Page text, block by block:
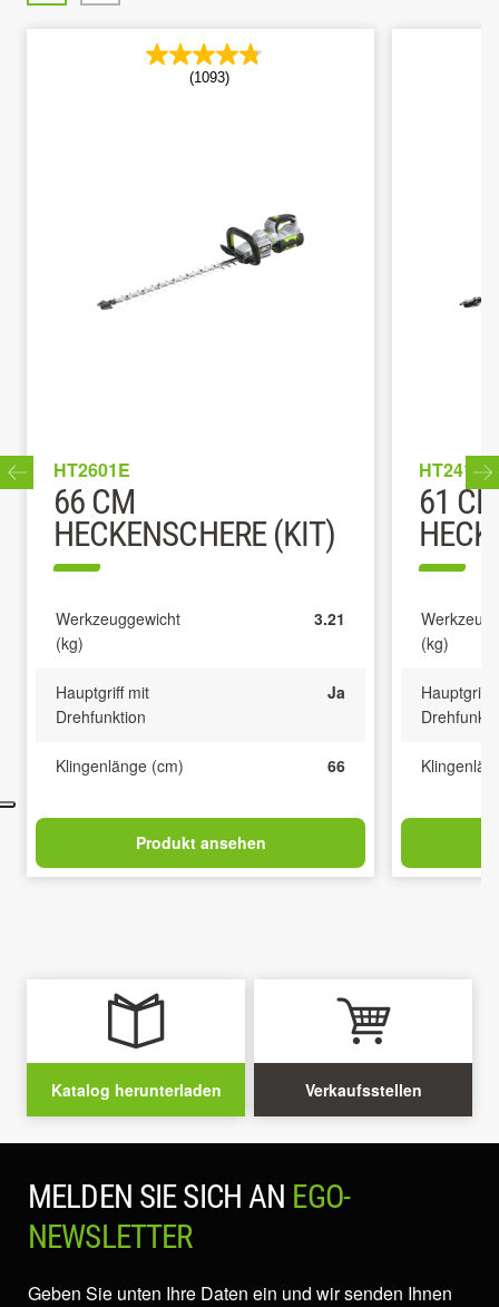
(1093)
HT2601E
66 CM
HECKENSCHERE (KIT)
Werkzeuggewicht
(kg)
3.21
Hauptgriff mit
Drehfunktion
Ja
Klingenlänge (cm) 66
Produkt ansehen
HT2410E
61
(kg)
Hauptgriff
Katalog herunterladen Verkaufsstellen
MELDEN SIE SICH AN EGO-
NEWSLETTER
Geben Sie unten Ihre Daten ein und wir senden Ihnen